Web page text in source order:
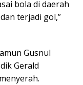
bola di daerah
terjadi gol,”
Gusnul
Gerald